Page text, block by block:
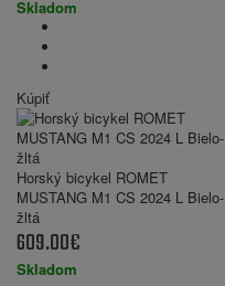
Skladom
Kúpiť
Horský bicykel ROMET
MUSTANG M1 CS 2024 L Bielo-
žltá
609.00€
Skladom